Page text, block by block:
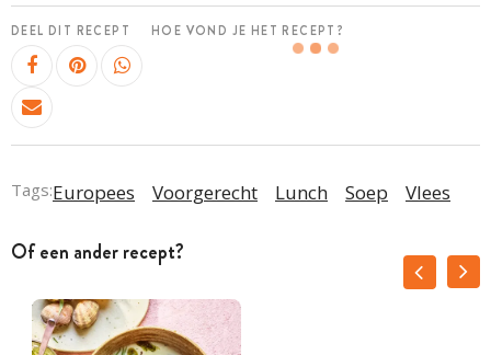
DEEL DIT RECEPT HOE VOND JE HET RECEPT?
Tags:Europees Voorgerecht Lunch Soep Vlees
Of een ander recept?